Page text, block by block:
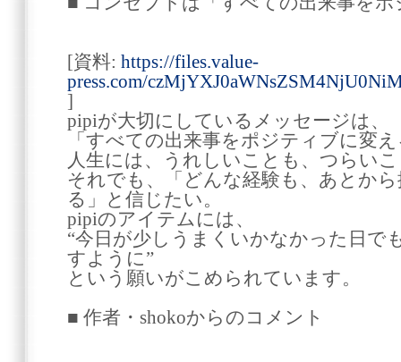
[資料: https://files.value-
press.com/
]
pipiが大切にしているメッセージは、
「すべての出来事をポジティブに変
人生には、うれしいことも、つらい
それでも、「どんな経験も、あとか
る」と信じたい。
pipiのアイテムには、
“今日が少しうまくいかなかった日で
すように”
という願いがこめられています。
■ 作者・shokoからのコメント